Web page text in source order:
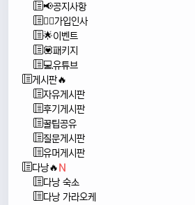
📢공지사항
🙇‍♂️가입인사
🌟이벤트
💟패키지
💻유튜브
게시판🔥
자유게시판
후기게시판
꿀팁공유
질문게시판
유머게시판
다낭🔥N
다낭 숙소
다낭 가라오케